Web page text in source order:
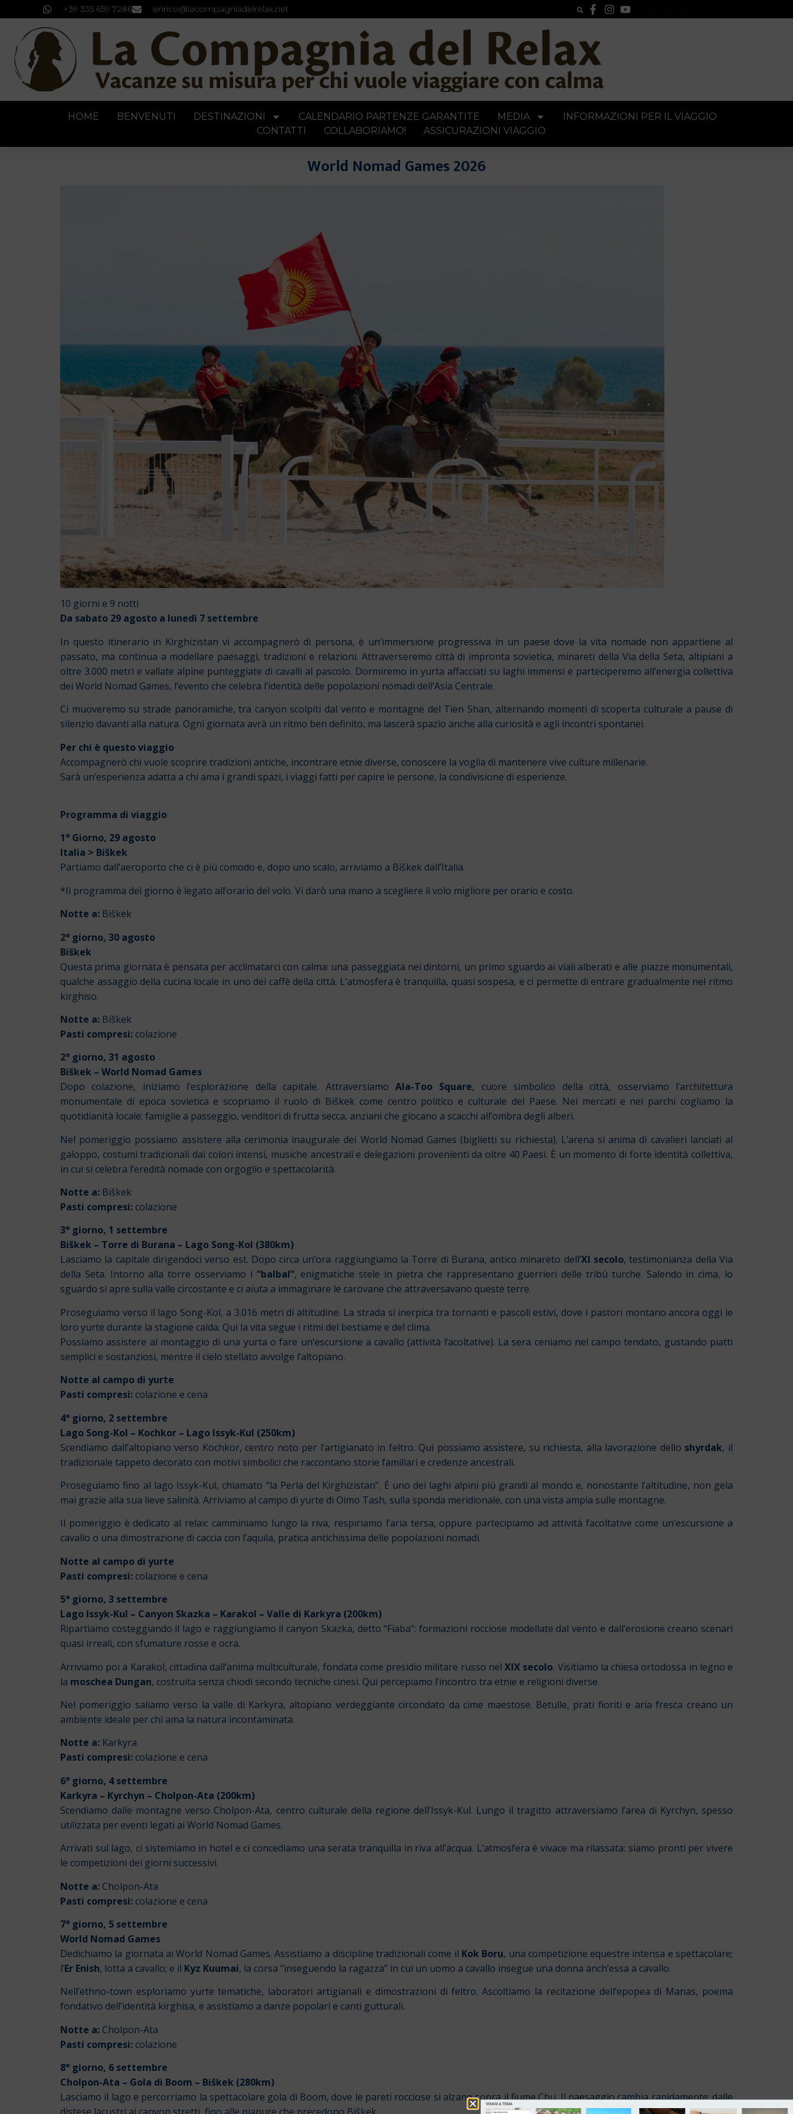
+39 335 659 7286 enrico@lacompagniadelrelax.net
HOME BENVENUTI DESTINAZIONI CALENDARIO PARTENZE GARANTITE MEDIA
INFORMAZIONI PER IL VIAGGIO
CONTATTI
COLLABORIAMO! ASSICURAZIONI VIAGGIO
World Nomad Games 2026
10 giorni e 9 notti
Da sabato 29 agosto a lunedì 7 settembre
In questo itinerario in Kirghizistan vi accompagnerò di persona, è un’immersione progressiva in un paese dove la vita nomade non appartiene al
passato, ma continua a modellare paesaggi, tradizioni e relazioni. Attraverseremo città di impronta sovietica, minareti della Via della Seta, altipiani a
oltre 3.000 metri e vallate alpine punteggiate di cavalli al pascolo. Dormiremo in yurta affacciati su laghi immensi e parteciperemo all’energia collettiva
dei World Nomad Games, l’evento che celebra l’identità delle popolazioni nomadi dell’Asia Centrale.
Ci muoveremo su strade panoramiche, tra canyon scolpiti dal vento e montagne del Tien Shan, alternando momenti di scoperta culturale a pause di
silenzio davanti alla natura. Ogni giornata avrà un ritmo ben definito, ma lascerà spazio anche alla curiosità e agli incontri spontanei.
Per chi è questo viaggio
Accompagnerò chi vuole scoprire tradizioni antiche, incontrare etnie diverse, conoscere la voglia di mantenere vive culture millenarie.
Sarà un’esperienza adatta a chi ama i grandi spazi, i viaggi fatti per capire le persone, la condivisione di esperienze.
Programma di viaggio
1° Giorno, 29 agosto
Italia > Biškek
Partiamo dall’aeroporto che ci è più comodo e, dopo uno scalo, arriviamo a Biškek dall’Italia.
*Il programma del giorno è legato all’orario del volo. Vi darò una mano a scegliere il volo migliore per orario e costo.
Notte a: Biškek
2° giorno, 30 agosto
Biškek
Questa prima giornata è pensata per acclimatarci con calma: una passeggiata nei dintorni, un primo sguardo ai viali alberati e alle piazze monumentali,
qualche assaggio della cucina locale in uno dei caffè della città. L’atmosfera è tranquilla, quasi sospesa, e ci permette di entrare gradualmente nel ritmo
kirghiso.
Notte a: Biškek
Pasti compresi: colazione
2° giorno, 31 agosto
Biškek – World Nomad Games
Dopo colazione, iniziamo l’esplorazione della capitale. Attraversiamo Ala-Too Square, cuore simbolico della città, osserviamo l’architettura
monumentale di epoca sovietica e scopriamo il ruolo di Biškek come centro politico e culturale del Paese. Nei mercati e nei parchi cogliamo la
quotidianità locale: famiglie a passeggio, venditori di frutta secca, anziani che giocano a scacchi all’ombra degli alberi.
Nel pomeriggio possiamo assistere alla cerimonia inaugurale dei World Nomad Games (biglietti su richiesta). L’arena si anima di cavalieri lanciati al
galoppo, costumi tradizionali dai colori intensi, musiche ancestrali e delegazioni provenienti da oltre 40 Paesi. È un momento di forte identità collettiva,
in cui si celebra l’eredità nomade con orgoglio e spettacolarità.
Notte a: Biškek
Pasti compresi: colazione
3° giorno, 1 settembre
Biškek – Torre di Burana – Lago Song-Kol (380km)
Lasciamo la capitale dirigendoci verso est. Dopo circa un’ora raggiungiamo la Torre di Burana, antico minareto dell’XI secolo, testimonianza della Via
della Seta. Intorno alla torre osserviamo i “balbal”, enigmatiche stele in pietra che rappresentano guerrieri delle tribù turche. Salendo in cima, lo
sguardo si apre sulla valle circostante e ci aiuta a immaginare le carovane che attraversavano queste terre.
Proseguiamo verso il lago Song-Kol, a 3.016 metri di altitudine. La strada si inerpica tra tornanti e pascoli estivi, dove i pastori montano ancora oggi le
loro yurte durante la stagione calda. Qui la vita segue i ritmi del bestiame e del clima.
Possiamo assistere al montaggio di una yurta o fare un’escursione a cavallo (attività facoltative). La sera ceniamo nel campo tendato, gustando piatti
semplici e sostanziosi, mentre il cielo stellato avvolge l’altopiano.
Notte al campo di yurte
Pasti compresi: colazione e cena
4° giorno, 2 settembre
Lago Song-Kol – Kochkor – Lago Issyk-Kul (250km)
Scendiamo dall’altopiano verso Kochkor, centro noto per l’artigianato in feltro. Qui possiamo assistere, su richiesta, alla lavorazione dello shyrdak, il
tradizionale tappeto decorato con motivi simbolici che raccontano storie familiari e credenze ancestrali.
Proseguiamo fino al lago Issyk-Kul, chiamato “la Perla del Kirghizistan”. È uno dei laghi alpini più grandi al mondo e, nonostante l’altitudine, non gela
mai grazie alla sua lieve salinità. Arriviamo al campo di yurte di Oimo Tash, sulla sponda meridionale, con una vista ampia sulle montagne.
Il pomeriggio è dedicato al relax: camminiamo lungo la riva, respiriamo l’aria tersa, oppure partecipiamo ad attività facoltative come un’escursione a
cavallo o una dimostrazione di caccia con l’aquila, pratica antichissima delle popolazioni nomadi.
Notte al campo di yurte
Pasti compresi: colazione e cena
5° giorno, 3 settembre
Lago Issyk-Kul – Canyon Skazka – Karakol – Valle di Karkyra (200km)
Ripartiamo costeggiando il lago e raggiungiamo il canyon Skazka, detto “Fiaba”: formazioni rocciose modellate dal vento e dall’erosione creano scenari
quasi irreali, con sfumature rosse e ocra.
Arriviamo poi a Karakol, cittadina dall’anima multiculturale, fondata come presidio militare russo nelXIX secolo. Visitiamo la chiesa ortodossa in legno e
la moschea Dungan, costruita senza chiodi secondo tecniche cinesi. Qui percepiamo l’incontro tra etnie e religioni diverse.
Nel pomeriggio saliamo verso la valle di Karkyra, altopiano verdeggiante circondato da cime maestose. Betulle, prati fioriti e aria fresca creano un
ambiente ideale per chi ama la natura incontaminata.
Notte a: Karkyra
Pasti compresi: colazione e cena
6° giorno, 4 settembre
Karkyra – Kyrchyn – Cholpon-Ata (200km)
Scendiamo dalle montagne verso Cholpon-Ata, centro culturale della regione dell’Issyk-Kul. Lungo il tragitto attraversiamo l’area di Kyrchyn, spesso
utilizzata per eventi legati ai World Nomad Games.
Arrivati sul lago, ci sistemiamo in hotel e ci concediamo una serata tranquilla in riva all’acqua. L’atmosfera è vivace ma rilassata: siamo pronti per vivere
le competizioni dei giorni successivi.
Notte a: Cholpon-Ata
Pasti compresi: colazione e cena
7° giorno, 5 settembre
World Nomad Games
Dedichiamo la giornata ai World Nomad Games. Assistiamo a discipline tradizionali come il Kok Boru, una competizione equestre intensa e spettacolare;
l’Er Enish, lotta a cavallo; e il Kyz Kuumai, la corsa “inseguendo la ragazza” in cui un uomo a cavallo insegue una donna anch’essa a cavallo.
Nell’ethno-town esploriamo yurte tematiche, laboratori artigianali e dimostrazioni di feltro. Ascoltiamo la recitazione dell’epopea di Manas, poema
fondativo dell’identità kirghisa, e assistiamo a danze popolari e canti gutturali.
Notte a: Cholpon-Ata
Pasti compresi: colazione
8° giorno, 6 settembre
Cholpon-Ata – Gola di Boom – Biškek (280km)
Lasciamo il lago e percorriamo la spettacolare gola di Boom, dove le pareti rocciose si alzano sopra il fiume Chu. Il paesaggio cambia rapidamente: dalle